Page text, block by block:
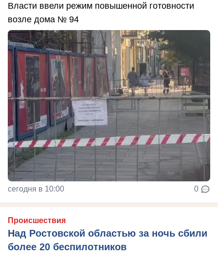
Власти ввели режим повышенной готовности
возле дома № 94
сегодня в 10:00 0
Происшествия
Над Ростовской областью за ночь сбили
более 20 беспилотников